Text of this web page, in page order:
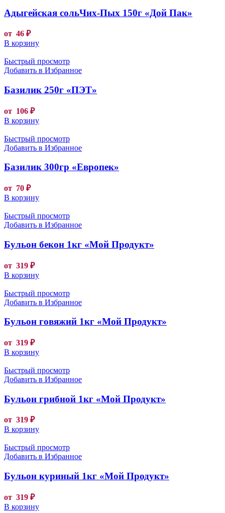
Адыгейская сольЧих-Пых 150г «Дой Пак»
от 46 ₽
В корзину
Быстрый просмотр
Добавить в Избранное
Базилик 250г «ПЭТ»
от 106 ₽
В корзину
Быстрый просмотр
Добавить в Избранное
Базилик 300гр «Европек»
от 70 ₽
В корзину
Быстрый просмотр
Добавить в Избранное
Бульон бекон 1кг «Мой Продукт»
от 319 ₽
В корзину
Быстрый просмотр
Добавить в Избранное
Бульон говяжий 1кг «Мой Продукт»
от 319 ₽
В корзину
Быстрый просмотр
Добавить в Избранное
Бульон грибной 1кг «Мой Продукт»
от 319 ₽
В корзину
Быстрый просмотр
Добавить в Избранное
Бульон куриный 1кг «Мой Продукт»
от 319 ₽
В корзину